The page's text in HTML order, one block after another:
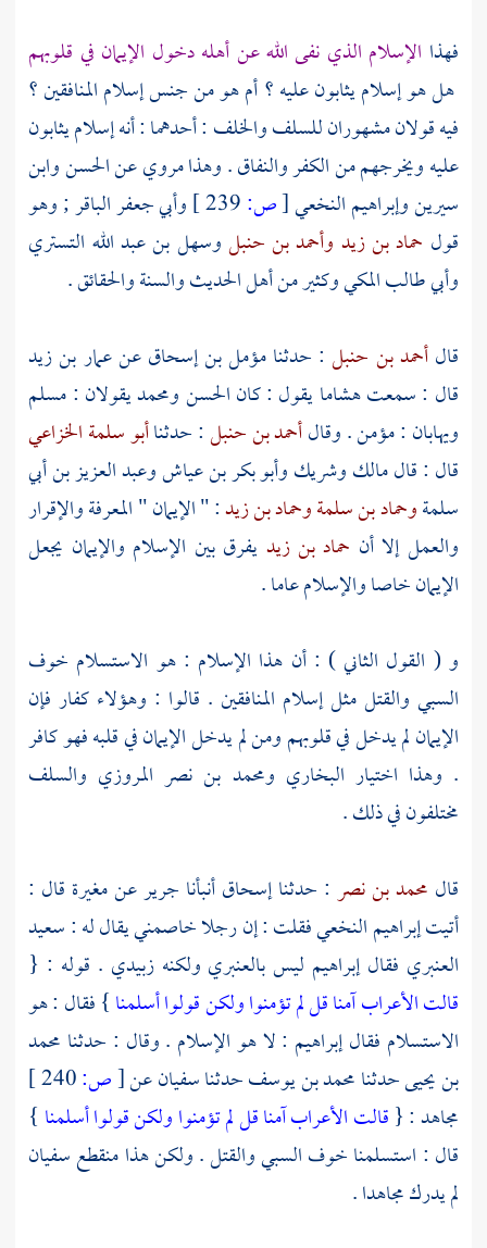
فهذا الإسلام الذي نفى الله عن أهله دخول الإيمان في قلوبهم
هل هو إسلام يثابون عليه ؟ أم هو من جنس إسلام المنافقين ؟
فيه قولان مشهورانللسلفوالخلف : أحدهما : أنه إسلام يثابون
عليه ويخرجهم من الكفر والنفاق . وهذا مروي عنالحسنوابن
سيرينوإبراهيم النخعي[ص: وأبي جعفر الباقر; وهو
قول حماد بن زيد وأحمد بن حنبلوسهل بن عبد الله التستري
وأبي طالب المكيوكثير منأهل الحديث والسنةوالحقائق .
قالأحمد بن حنبل : حدثنامؤمل بن إسحاقعنعمار بن زيد
قال : سمعتهشامايقول : كانالحسنومحمديقولان : مسلم
ويهابان : مؤمن . وقالأحمد بن حنبل: حدثناأبو سلمة الخزاعي
قال : قالمالكوشريكوأبو بكر بن عياشوعبد العزيز بن أبي
سلمةوحماد بن سلمةوحماد بن زيد: " الإيمان " المعرفة والإقرار
والعمل إلا أن حماد بن زيد يفرق بين الإسلام والإيمان يجعل
الإيمان خاصا والإسلام عاما .
و ( القول الثاني ) : أن هذا الإسلام : هو الاستسلام خوف
السبي والقتل مثل إسلام المنافقين . قالوا : وهؤلاء كفار فإن
الإيمان لم يدخل في قلوبهم ومن لم يدخل الإيمان في قلبه فهو كافر
. وهذا اختيار البخاري ومحمد بن نصر المروزي والسلف
مختلفون في ذلك .
قال محمد بن نصر : حدثناإسحاقأنبأنا جريرعنمغيرة قال :
أتيتإبراهيم النخعيفقلت : إن رجلا خاصمني يقال له :سعيد
العنبري فقالإبراهيم ليس بالعنبري ولكنه زبيدي . قوله : {
قالت الأعراب آمنا قل لم تؤمنوا ولكن قولوا أسلمنا} فقال : هو
الاستسلام فقالإبراهيم : لا هو الإسلام . وقال : حدثنا محمد
بن يحيىحدثنامحمد بن يوسفحدثناسفيانعن[ص:
مجاهد: {قالت الأعراب آمنا قل لم تؤمنوا ولكن قولوا أسلمنا }
قال : استسلمنا خوف السبي والقتل . ولكن هذا منقطعسفيان
لم يدركمجاهدا.